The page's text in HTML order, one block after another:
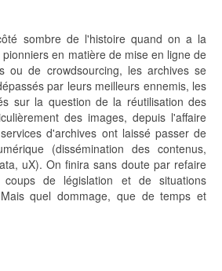
sombre de l'histoire quand on a la
en matière de mise en ligne de
ou de crowdsourcing, les archives se
par leurs meilleurs ennemis, les
sur la question de la réutilisation des
des images, depuis l'affaire
d'archives ont laissé passer de
(dissémination des contenus,
uX). On finira sans doute par refaire
de législation et de situations
quel dommage, que de temps et